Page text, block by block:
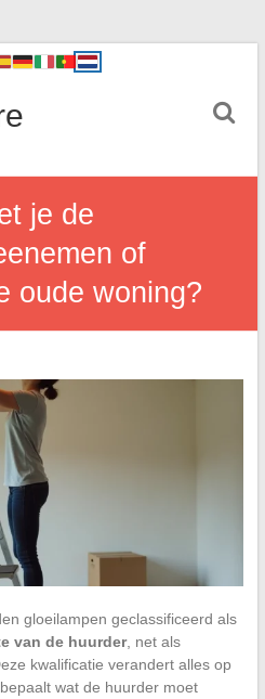
je de
of
oude woning?
gloeilampen geclassificeerd als
van de huurder, net als
kwalificatie verandert alles op
wat de huurder moet